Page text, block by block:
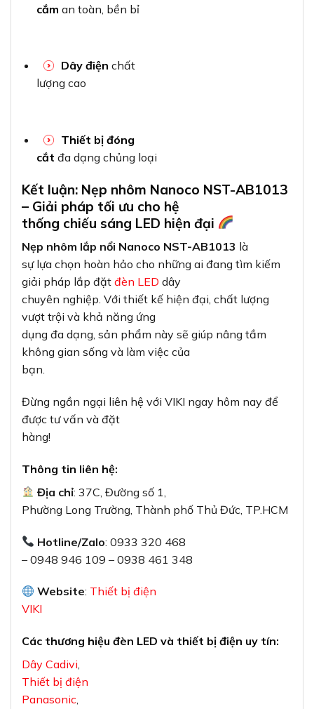
cắm an toàn, bền bỉ
Dây điện chất
lượng cao
Thiết bị đóng
cắt đa dạng chủng loại
Kết luận: Nẹp nhôm Nanoco NST-AB1013
– Giải pháp tối ưu cho hệ
thống chiếu sáng LED hiện đại
Nẹp nhôm lắp nổi Nanoco NST-AB1013 là
sự lựa chọn hoàn hảo cho những ai đang tìm kiếm
giải pháp lắp đặt đèn LED dây
chuyên nghiệp. Với thiết kế hiện đại, chất lượng
vượt trội và khả năng ứng
dụng đa dạng, sản phẩm này sẽ giúp nâng tầm
không gian sống và làm việc của
bạn.
Đừng ngần ngại liên hệ với VIKI ngay hôm nay để
được tư vấn và đặt
hàng!
Thông tin liên hệ:
Địa chỉ: 37C, Đường số 1,
Phường Long Trường, Thành phố Thủ Đức, TP.HCM
Hotline/Zalo: 0933 320 468
– 0948 946 109 – 0938 461 348
Website: Thiết bị điện
VIKI
Các thương hiệu đèn LED và thiết bị điện uy tín:
Dây Cadivi,
Thiết bị điện
Panasonic,